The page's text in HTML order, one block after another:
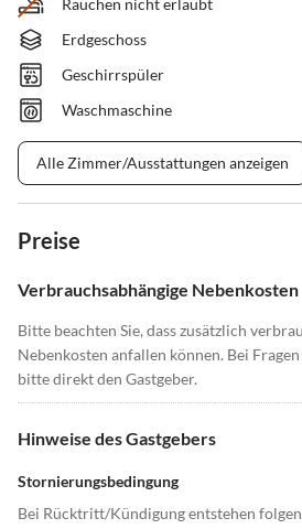
Rauchen nicht erlaubt
Erdgeschoss
Geschirrspüler
Waschmaschine
Alle Zimmer/Ausstattungen anzeigen
Preise
Verbrauchsabhängige Nebenkosten
Bitte beachten Sie, dass zusätzlich
Nebenkosten anfallen können. Bei
bitte direkt den Gastgeber.
Hinweise des Gastgebers
Stornierungsbedingung
Bei Rücktritt/Kündigung entstehen